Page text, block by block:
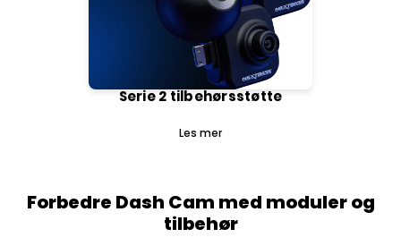
Serie 2 tilbehørsstøtte
Les mer
Forbedre Dash Cam med moduler og
tilbehør